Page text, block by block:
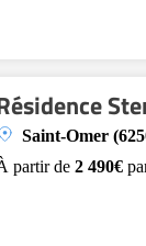
Saint-Omer
partir de 2 490€